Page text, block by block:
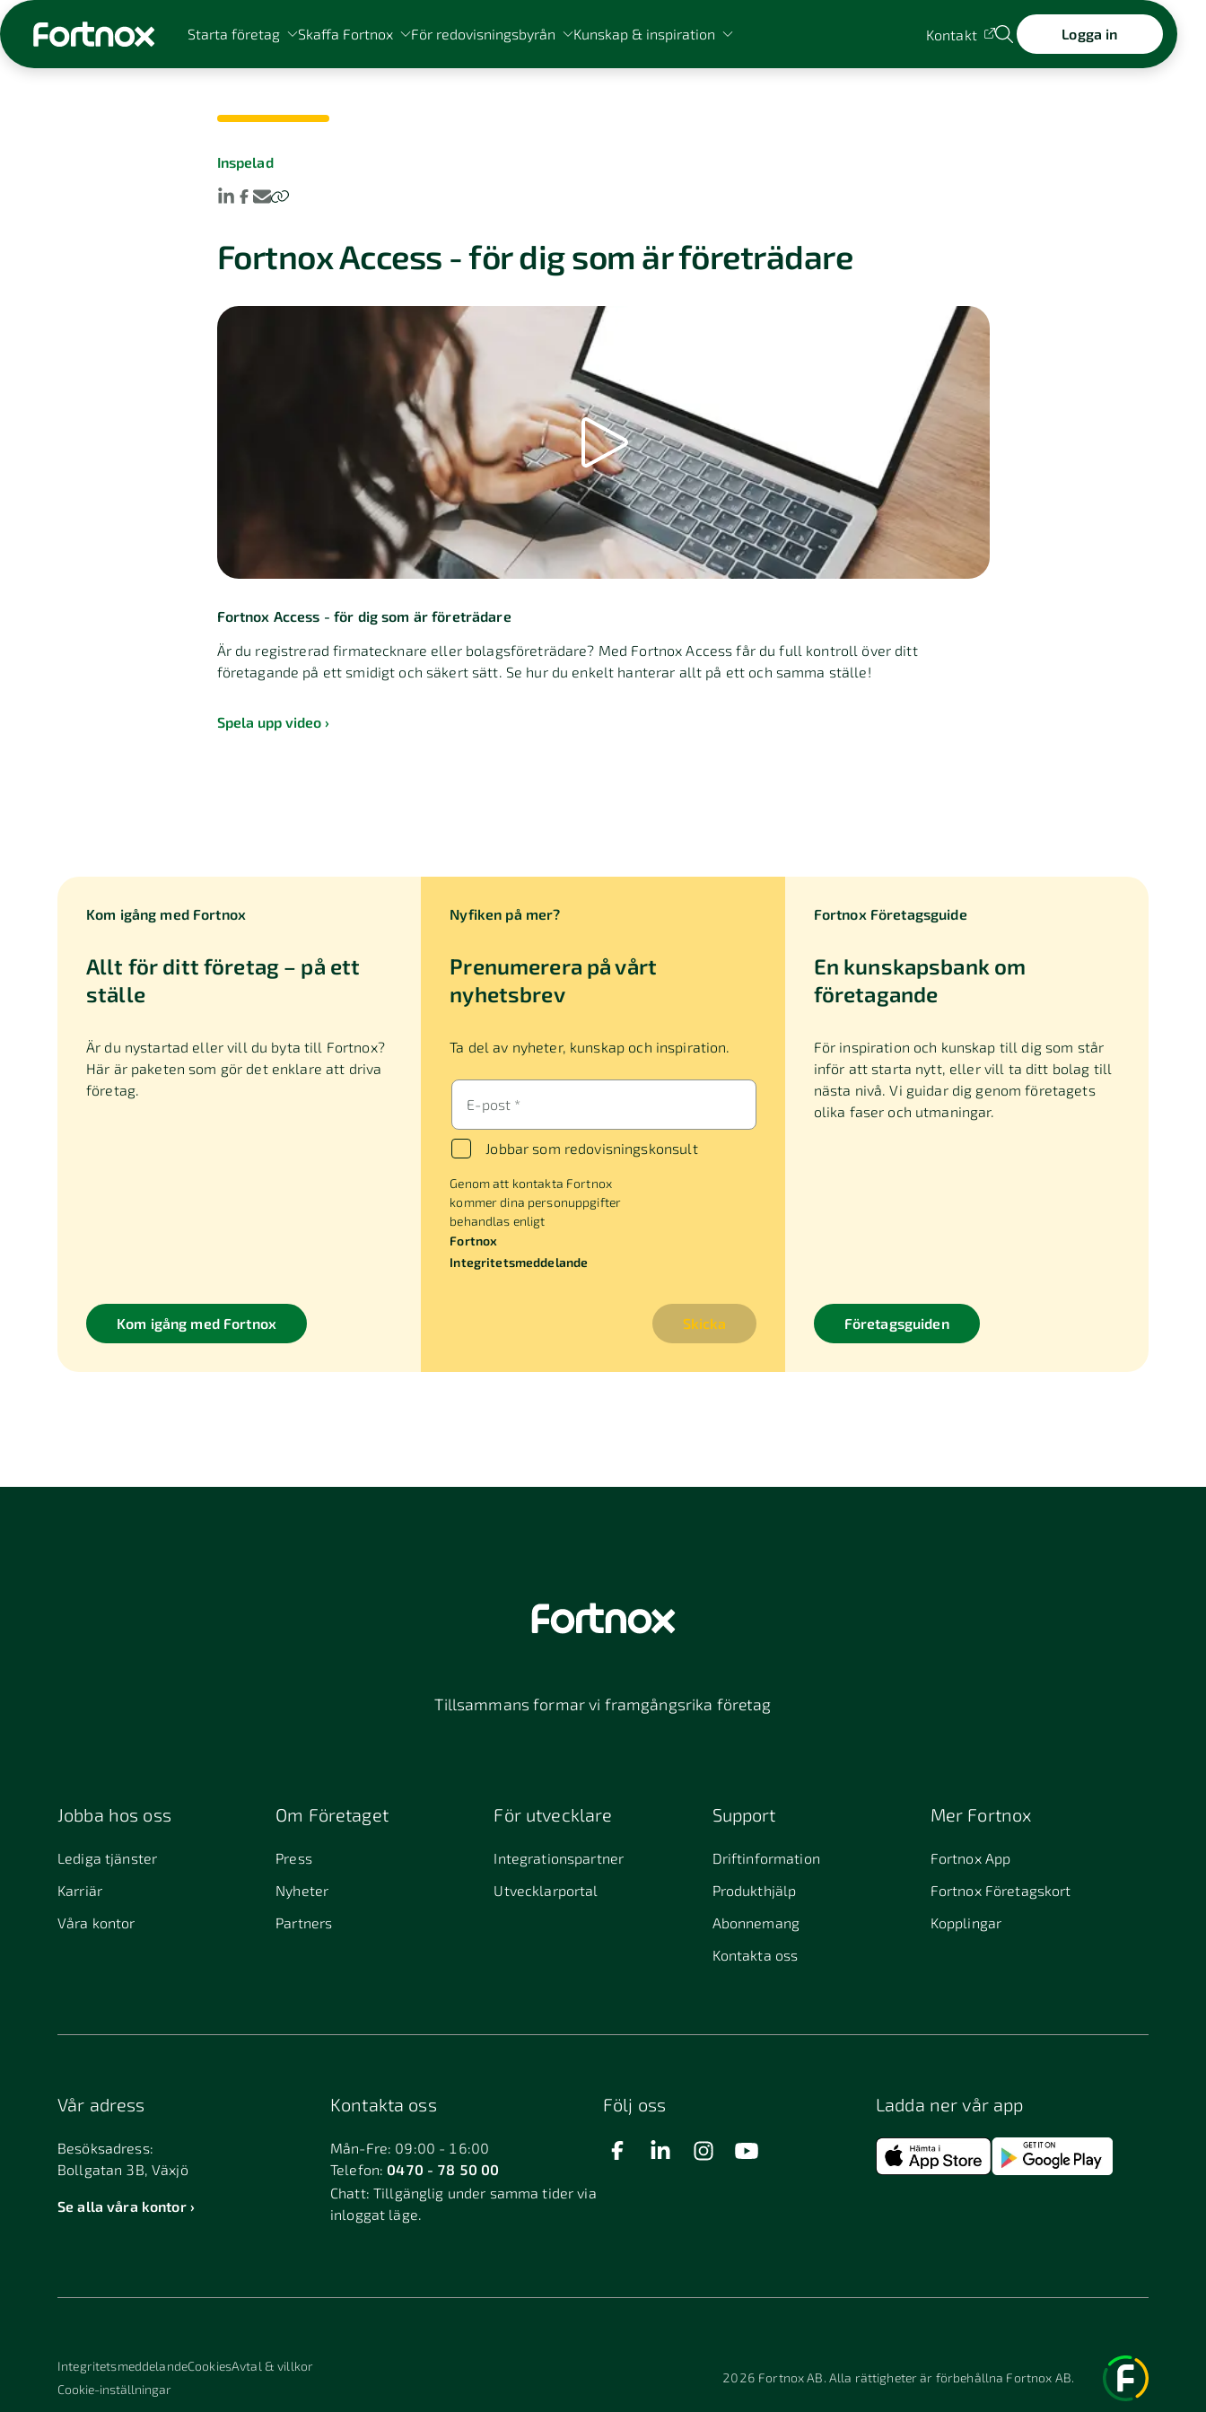
Starta företag Skaffa Fortnox För redovisningsbyrån Kunskap & inspiration Kontakt Logga in
Inspelad
Fortnox Access - för dig som är företrädare
Fortnox Access - för dig som är företrädare
Är du registrerad firmatecknare eller bolagsföreträdare? Med Fortnox Access får du full kontroll över ditt
företagande på ett smidigt och säkert sätt. Se hur du enkelt hanterar allt på ett och samma ställe!
Spela upp video
Kom igång med Fortnox
Allt för ditt företag – på ett
ställe
Är du nystartad eller vill du byta till Fortnox?
Här är paketen som gör det enklare att driva
företag.
Kom igång med Fortnox
Nyfiken på mer?
Prenumerera på vårt
nyhetsbrev
Ta del av nyheter, kunskap och inspiration.
E-post *
Jobbar som redovisningskonsult
Genom att kontakta Fortnox
kommer dina personuppgifter
behandlas enligt
Fortnox
Integritetsmeddelande
Skicka
Fortnox Företagsguide
En kunskapsbank om
företagande
För inspiration och kunskap till dig som står
inför att starta nytt, eller vill ta ditt bolag till
nästa nivå. Vi guidar dig genom företagets
olika faser och utmaningar.
Företagsguiden
Tillsammans formar vi framgångsrika företag
Jobba hos oss
Lediga tjänster
Karriär
Våra kontor
Om Företaget
Press
Nyheter
Partners
För utvecklare
Integrationspartner
Utvecklarportal
Support
Driftinformation
Produkthjälp
Abonnemang
Kontakta oss
Mer Fortnox
Fortnox App
Fortnox Företagskort
Kopplingar
Vår adress
Besöksadress:
Bollgatan 3B, Växjö
Se alla våra kontor
Kontakta oss
Mån-Fre: 09:00 - 16:00
Telefon:0470 - 78 50 00
Chatt:Tillgänglig under samma tider via
inloggat läge.
Följ oss Ladda ner vår app
IntegritetsmeddelandeCookiesAvtal & villkor
Cookie-inställningar
2026 Fortnox AB. Alla rättigheter är förbehållna Fortnox AB.